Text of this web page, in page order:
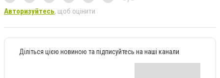
Авторизуйтесь, щоб оцінити
Діліться цією новиною та підписуйтесь на наші канали